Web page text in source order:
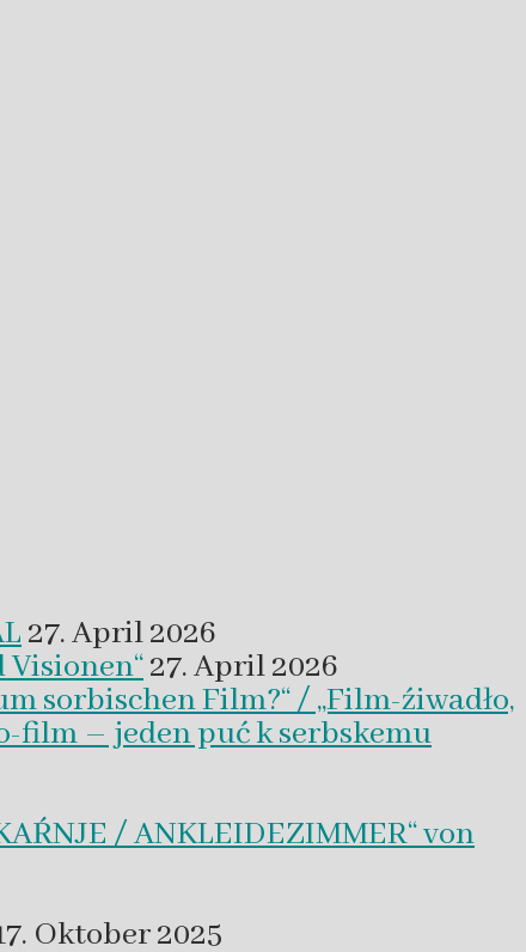
27. April 2026
Visionen“27. April 2026
sorbischen Film?“ / „Film-źiwadło,
film – jeden puć k serbskemu
/ ANKLEIDEZIMMER“ von
Oktober 2025